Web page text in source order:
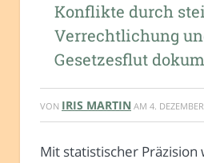
Konflikte durch
Verrechtlichung
Gesetzesflut
VON IRIS MARTIN AM 4.
Mit statistischer Präzision